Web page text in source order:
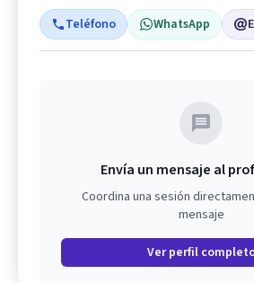
Teléfono WhatsApp
Envía un mensaje al
Coordina una sesión
mensaje
Ver perfil